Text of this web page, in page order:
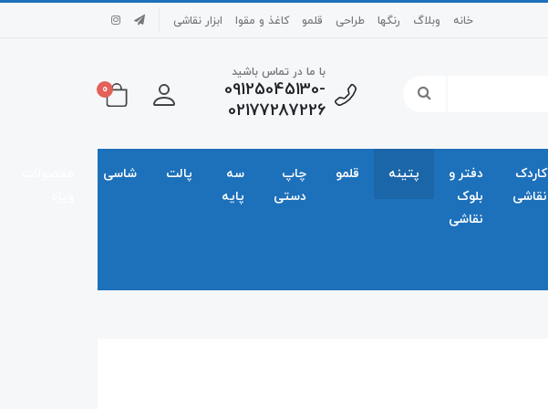
خانه وبلاگ رنگها طراحی قلمو کاغذ و مقوا ابزار نقاشی
با ما در تماس باشید
09125045130-
02177287226
0
کاردک
نقاشی
دفتر و
بلوک
نقاشی
پتینه قلمو
چاپ
دستی
سه
پایه
پالت شاسی